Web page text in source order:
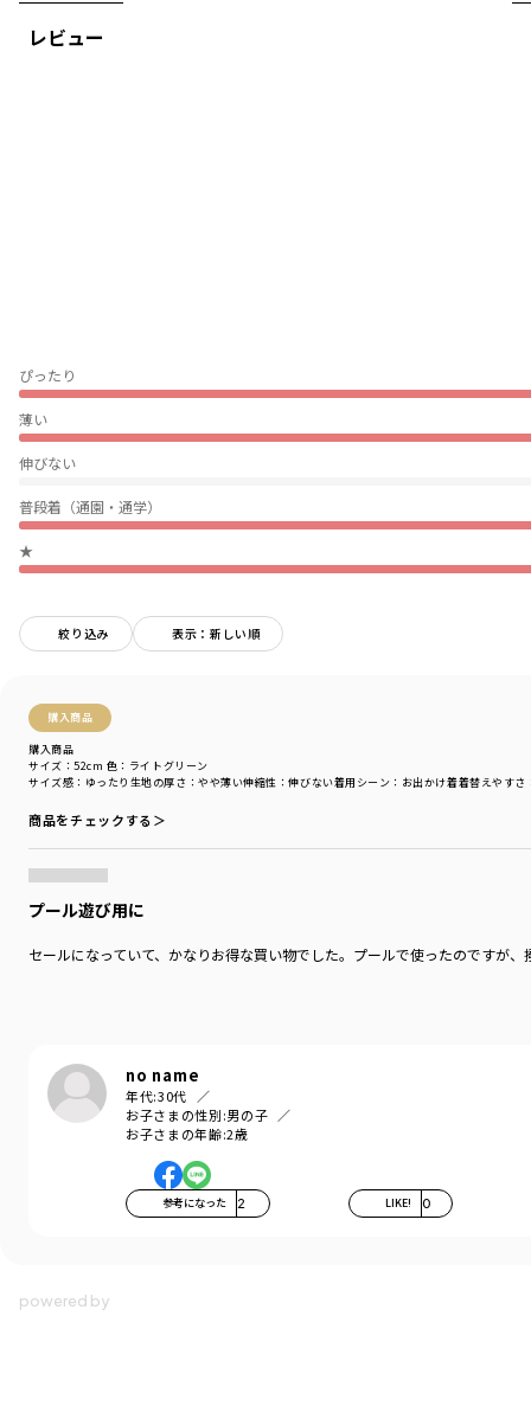
レビュー
ぴったり
薄い
伸びない
普段着（通園・通学）
★
絞り込み 表示：新しい順
購入商品
購入商品
サイズ感 ：ゆったり 生地の厚さ ：やや薄い伸縮性 ：伸びない着用シーン ：お出かけ着着替えやすさ
サイズ：52cm 色：ライトグリーン
商品をチェックする＞
プール遊び用に
セールになっていて、かなりお得な買い物でした。プールで使ったのですが
no name
年代:30代
お子さまの性別:男の子
お子さまの年齢:2歳
参考になった 2 LIKE! 0
頭の蒸れを外に逃がして快適に着用していただけます。
ブランド ／branshes
カテゴリ
／帽子
商品番号
／14-4265-736